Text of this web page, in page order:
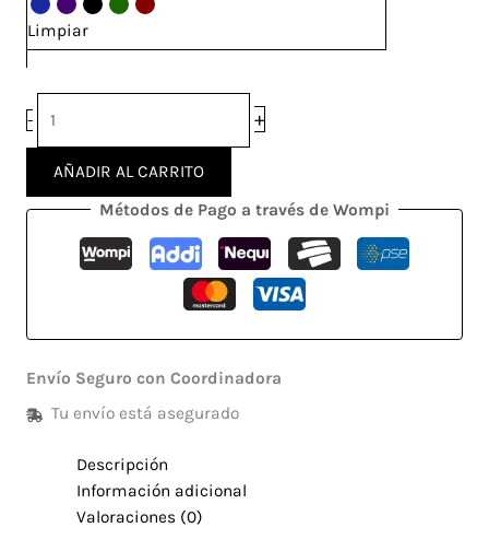
Limpiar
- +
AÑADIR AL CARRITO
Métodos de Pago a través de Wompi
Envío Seguro con Coordinadora
Tu envío está asegurado
Descripción
Información adicional
Valoraciones (0)